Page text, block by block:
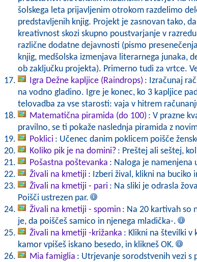
šolskega leta prijavljenim otrokom razdelimo
predstavljenih knjig. Projekt je zasnovan tako,
kreativnost skozi skupno poustvarjanje v
različne dodatne dejavnosti (pismo
knjig, medšolska izmenjava literarnega junaka,
ob zaključku projekta). Primerno tudi za vrtce.
Igra Dežne kapljice (Raindrops) : Izračunaj
na vodno gladino. Igre je konec, ko 3 kapljice
telovadba za vse starosti: vaja v hitrem
Matematična piramida (do 100) : V prazne
pravilno, se ti pokaže naslednja piramida z
Poklici : Učenec danim poklicem poišče
Koliko pik je na domini? : Preštej ali seštej,
Pošastna poštevanka : Naloga je namenjena
Živali na kmetiji : Izberi žival, klikni na buciko
Živali na kmetiji - pari : Na sliki je odrasla
Poišči ustrezen par.
Živali na kmetiji - spomin : Na 20 kartivah so
je, da poiščeš samico in njenega mladička-.
Živali na kmetiji -križanka : Klikni na številki v
kamor vpišeš iskano besedo, in klikneš OK.
Mia famiglia : Utrjevanje sorodstvenih vezi s